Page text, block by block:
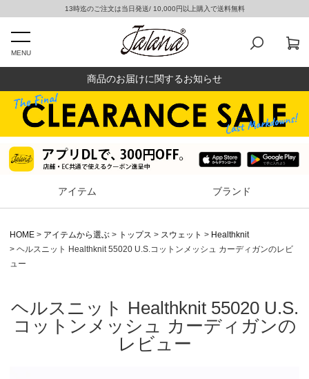
13時迄のご注文は当日発送/ 10,000円以上購入で送料無料
MENU
商品のお届けに関するお知らせ
アイテム ブランド
HOME アイテムから選ぶ トップス スウェット
Healthknit
ヘルスニット Healthknit 55020 U.S.コットンメッシュ カーディガンのレビ
ュー
ヘルスニット Healthknit 55020 U.S.
コットンメッシュ カーディガンの
レビュー